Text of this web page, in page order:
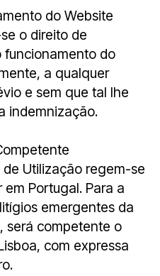
do Website
o direito de
funcionamento do
a qualquer
e sem que tal lhe
indemnização.
Utilização regem-se
Portugal. Para a
emergentes da
será competente o
com expressa